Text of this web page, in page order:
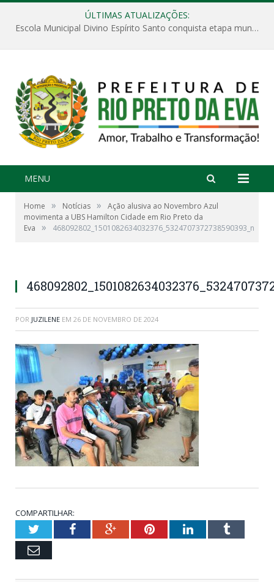
ÚLTIMAS ATUALIZAÇÕES:
Escola Municipal Divino Espírito Santo conquista etapa municipal da V Feira Amazonense de Matemática
MENU
Home » Notícias »
Ação alusiva ao Novembro Azul
movimenta a UBS Hamilton Cidade em Rio Preto da
Eva
» 468092802_1501082634032376_5324707372738590393_n
POR JUZILENE EM 26 DE NOVEMBRO DE 2024
COMPARTILHAR:
TwitterFacebookGoogle+PinterestLinkedInTumblr
Email